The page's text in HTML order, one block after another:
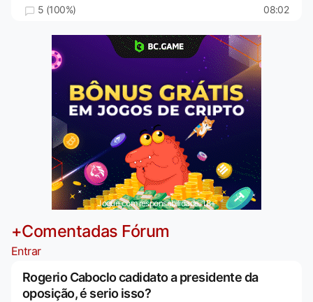
5 (100%) 08:02
Jogue com responsabilidade. 18+
+Comentadas Fórum
Entrar
Rogerio Caboclo cadidato a presidente da
oposição, é serio isso?